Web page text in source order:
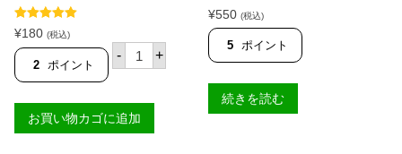
O
】
個
5段階中5.00
の評価
¥180 (税込)
2 ポイント
- デ
ル
テ
パ
イ
+
お買い物カゴに追加
5段階中
4.80 の評価
¥550 (税込)
5 ポイント
続きを読む